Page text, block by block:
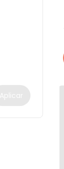
Aplicar